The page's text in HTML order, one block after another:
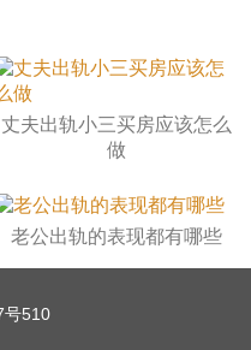
丈夫出轨小三买房应该怎么
做
老公出轨的表现都有哪些
号510